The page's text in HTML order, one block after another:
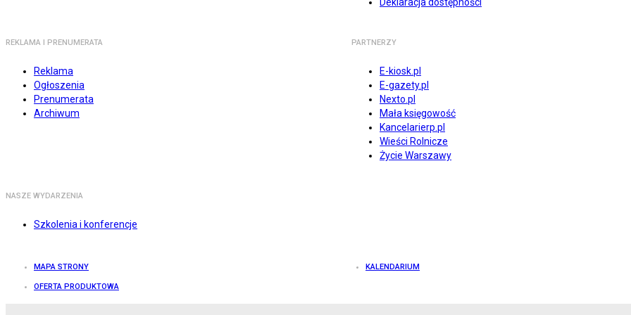
REKLAMA I PRENUMERATA
Reklama
Ogłoszenia
Prenumerata
Archiwum
PARTNERZY
E-kiosk.pl
E-gazety.pl
Nexto.pl
Mała księgowość
Kancelarierp.pl
Wieści Rolnicze
Życie Warszawy
NASZE WYDARZENIA
Szkolenia i konferencje
MAPA STRONY KALENDARIUM
OFERTA PRODUKTOWA